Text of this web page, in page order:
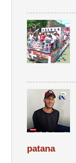
patana